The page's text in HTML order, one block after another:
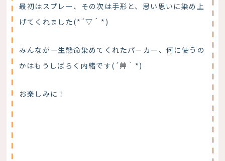
最初はスプレー、その次は手形と、思い思いに染め上
げてくれました(*´▽｀*)
みんなが一生懸命染めてくれたパーカー、何に使うの
かはもうしばらく内緒です(´艸｀*)
お楽しみに！